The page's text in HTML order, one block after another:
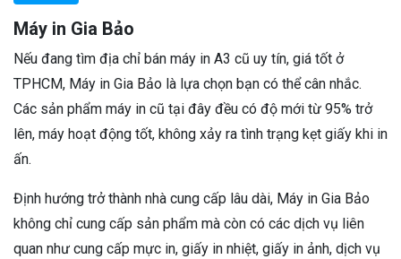
Máy in Gia Bảo
Nếu đang tìm địa chỉ bán máy in A3 cũ uy tín, giá tốt ở
TPHCM, Máy in Gia Bảo là lựa chọn bạn có thể cân nhắc.
Các sản phẩm máy in cũ tại đây đều có độ mới từ 95% trở
lên, máy hoạt động tốt, không xảy ra tình trạng kẹt giấy khi in
ấn.
Định hướng trở thành nhà cung cấp lâu dài, Máy in Gia Bảo
không chỉ cung cấp sản phẩm mà còn có các dịch vụ liên
quan như cung cấp mực in, giấy in nhiệt, giấy in ảnh, dịch vụ